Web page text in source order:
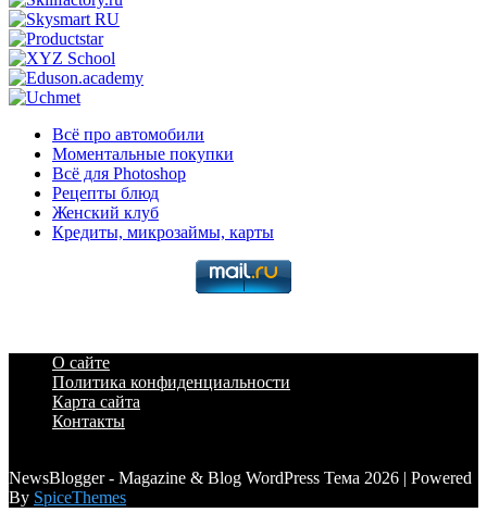
Всё про автомобили
Моментальные покупки
Всё для Photoshop
Рецепты блюд
Женский клуб
Кредиты, микрозаймы, карты
О сайте
Политика конфиденциальности
Карта сайта
Контакты
NewsBlogger - Magazine & Blog WordPress Тема 2026 | Powered
By SpiceThemes